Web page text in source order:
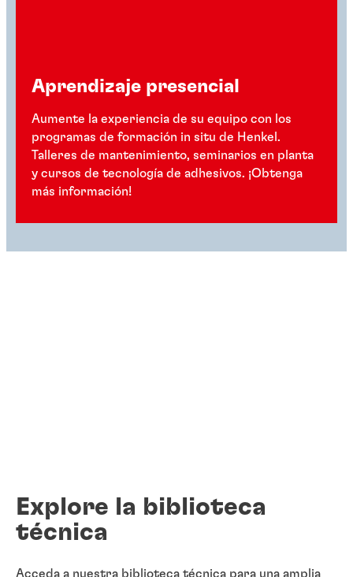
Aprendizaje presencial
Aumente la experiencia de su equipo con los
programas de formación in situ de Henkel.
Talleres de mantenimiento, seminarios en planta
y cursos de tecnología de adhesivos. ¡Obtenga
más información!
Explore la biblioteca
técnica
Acceda a nuestra biblioteca técnica para una amplia